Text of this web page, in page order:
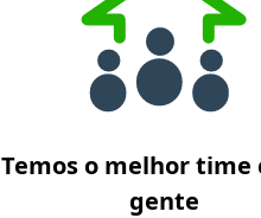
Temos o melhor time
gente